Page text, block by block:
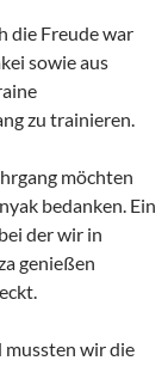
die Freude war
sowie aus
zu trainieren.
möchten
bedanken. Ein
der wir in
genießen
mussten wir die